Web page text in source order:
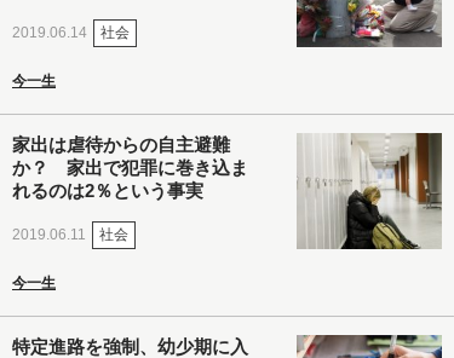
2019.06.14 社会
今一生
家出は虐待からの自主避難
か？ 家出で犯罪に巻き込ま
れるのは2％という事実
2019.06.11 社会
今一生
特定進路を強制、幼少期に入